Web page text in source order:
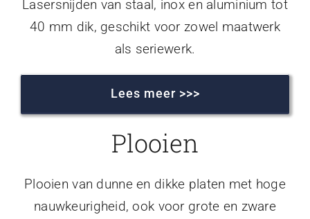
Lasersnijden van staal, inox en aluminium tot
40 mm dik, geschikt voor zowel maatwerk
als seriewerk.
Lees meer >>>
Plooien
Plooien van dunne en dikke platen met hoge
nauwkeurigheid, ook voor grote en zware